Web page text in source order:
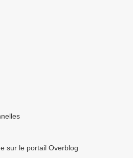
sur le portail Overblog